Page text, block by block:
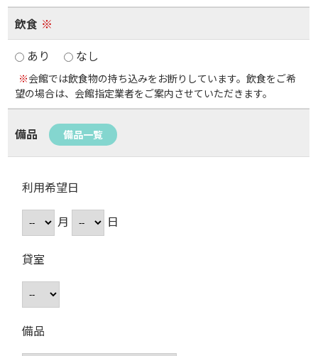
飲食 ※
あり
なし
※会館では飲食物の持ち込みをお断りしています。飲食をご希
望の場合は、会館指定業者をご案内させていただきます。
備品 備品一覧
利用希望日
月
日
貸室
備品